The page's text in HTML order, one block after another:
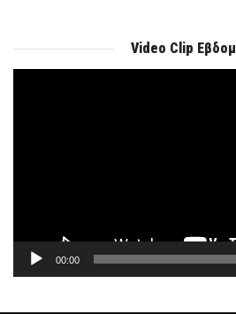
Video Clip
00:00